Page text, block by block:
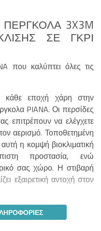
ΠΈΡΓΚΟΛΑ 3X3M
ΣΕ ΓΚΡΙ
που καλύπτει όλες τις
κάθε εποχή χάρη στην
PIANA. Οι περσίδες
επιτρέπουν να ελέγχετε
αερισμό. Τοποθετημένη
η κομψή βιοκλιματική
προστασία, ενώ
σας χώρο. Η στιβαρή
εξαιρετική αντοχή στον